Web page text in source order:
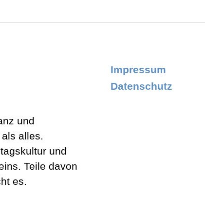
und
alles.
und
Teile davon
es.
Impressum
Datenschutz